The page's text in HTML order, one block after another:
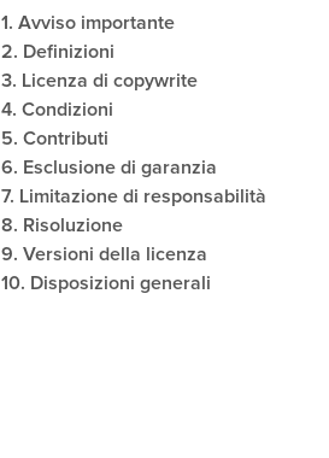
1. Avviso importante
2. Definizioni
3. Licenza di copywrite
4. Condizioni
5. Contributi
6. Esclusione di garanzia
7. Limitazione di responsabilità
8. Risoluzione
9. Versioni della licenza
10. Disposizioni generali